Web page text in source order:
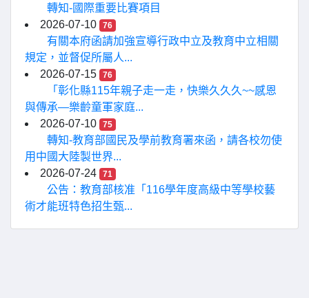
轉知-國際重要比賽項目
2026-07-10
76
有關本府函請加強宣導行政中立及教育中立相關
規定，並督促所屬人...
2026-07-15
76
「彰化縣115年親子走一走，快樂久久久~~感恩
與傳承—樂齡童軍家庭...
2026-07-10
75
轉知-教育部國民及學前教育署來函，請各校勿使
用中國大陸製世界...
2026-07-24
71
公告：教育部核准「116學年度高級中等學校藝
術才能班特色招生甄...